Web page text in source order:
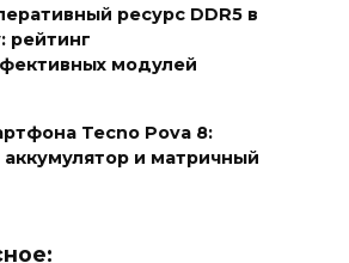
ресурс DDR5 в
рейтинг
модулей
Tecno Pova 8:
и матричный